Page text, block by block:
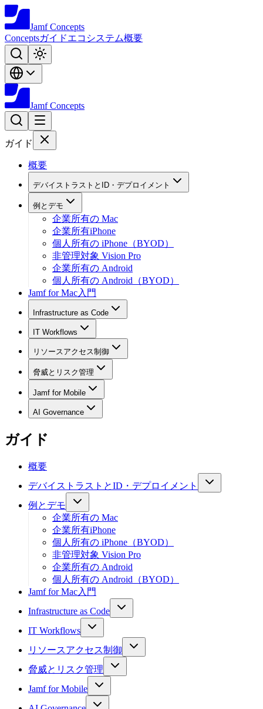
Jamf Concepts
Conceptsガイドエコシステム概要
Jamf Concepts
ガイド
概要
デバイストラストとID・デプロイメント
例とデモ
企業所有の Mac
企業所有iPhone
個人所有の iPhone（BYOD）
非管理対象 Vision Pro
企業所有の Android
個人所有の Android（BYOD）
Jamf for Mac入門
Infrastructure as Code
IT Workflows
リソースアクセス制御
脅威とリスク管理
Jamf for Mobile
AI Governance
ガイド
概要
デバイストラストとID・デプロイメント
例とデモ
企業所有の Mac
企業所有iPhone
個人所有の iPhone（BYOD）
非管理対象 Vision Pro
企業所有の Android
個人所有の Android（BYOD）
Jamf for Mac入門
Infrastructure as Code
IT Workflows
リソースアクセス制御
脅威とリスク管理
Jamf for Mobile